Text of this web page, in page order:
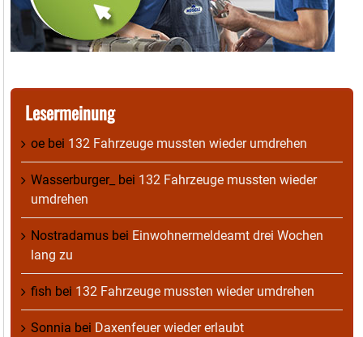
Lesermeinung
oe bei 132 Fahrzeuge mussten wieder umdrehen
Wasserburger_ bei 132 Fahrzeuge mussten wieder
umdrehen
Nostradamus bei Einwohnermeldeamt drei Wochen
lang zu
fish bei 132 Fahrzeuge mussten wieder umdrehen
Sonnia bei Daxenfeuer wieder erlaubt